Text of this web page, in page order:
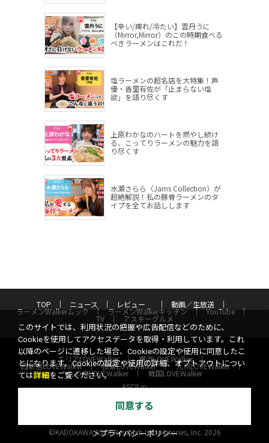
【辛い/痺れ/冷たい】雲丹うに
（Mirror,Mirror）のこの時期食べる
べきラーメンはこれだ！
塩ラーメンの超名店を大特集！声
優・香里有佐が「止まらない塩
欲」を語り尽くす
上原わかなのハートを燃やし続け
る、こってりラーメンの魅力を語
り尽くす
水瀬さらら（Jams Collection）が
超絶解説！私の豚骨ラーメンのタ
イプを全てお話しします
TOP ニュース レビュー 動画／生放送
ラーメンWalkerムック ラーメンWalkerキッチン YouTube
TV アスキーグルメ
エリアLOVEWalker 横浜LOVEWalker
西新宿LOVEWalker 夜景LOVEWalker 九州LOVEWalker
丸の内LOVEWalker
戦国LOVEWalker
ASCII.jp
プライバシーポリシー
お問い合わせ
©KADOKAWA ASCII Research Laboratories, Inc. 2026
このサイトでは、利用状況の把握や広告配信などのために、
Cookieを使用してアクセスデータを取得・利用しています。これ
以降のページに遷移した場合、Cookieの設定や使用に同意したこ
とになります。Cookieの設定や使用の詳細、オプトアウトについ
ては詳細 をご覧ください。
同意する
＞プライバシーポリシー